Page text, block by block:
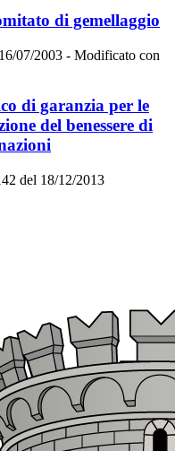
di gemellaggio
07/2003 - Modificato con
di garanzia per le
del benessere di
del 18/12/2013